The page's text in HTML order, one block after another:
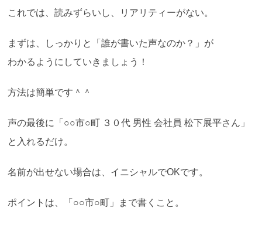
これでは、読みずらいし、リアリティーがない。
まずは、しっかりと「誰が書いた声なのか？」が
わかるようにしていきましょう！
方法は簡単です＾＾
声の最後に「○○市○町 ３０代 男性 会社員 松下展平さん」
と入れるだけ。
名前が出せない場合は、イニシャルでOKです。
ポイントは、「○○市○町」まで書くこと。